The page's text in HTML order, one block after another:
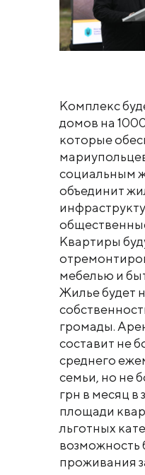
Комплекс
домов на
которые
социальным
объединит
Квартиры
мебелью и
Жилье будет
громады.
составит не
среднего
семьи, но не
грн в месяц в
площади
льготных
возможность
проживания